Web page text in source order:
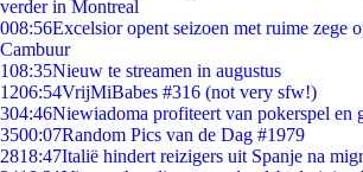
verder in Montreal
008:56Excelsior opent seizoen met ruime zege
Cambuur
108:35Nieuw te streamen in augustus
1206:54VrijMiBabes #316 (not very sfw!)
304:46Niewiadoma profiteert van pokerspel en
3500:07Random Pics van de Dag #1979
2818:47Italië hindert reizigers uit Spanje na